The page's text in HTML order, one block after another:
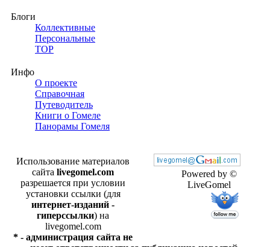
Блоги
Коллективные
Персональные
TOP
Инфо
О проекте
Справочная
Путеводитель
Книги о Гомеле
Панорамы Гомеля
Powered by ©
LiveGomel
Использование материалов
сайта livegomel.com
разрешается при условии
установки ссылки (для
интернет-изданий -
гиперссылки) на
livegomel.com
* - администрация сайта не